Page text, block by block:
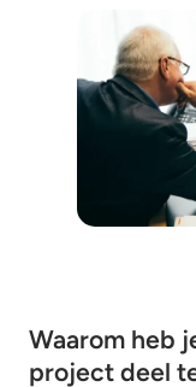
Waarom heb
project deel